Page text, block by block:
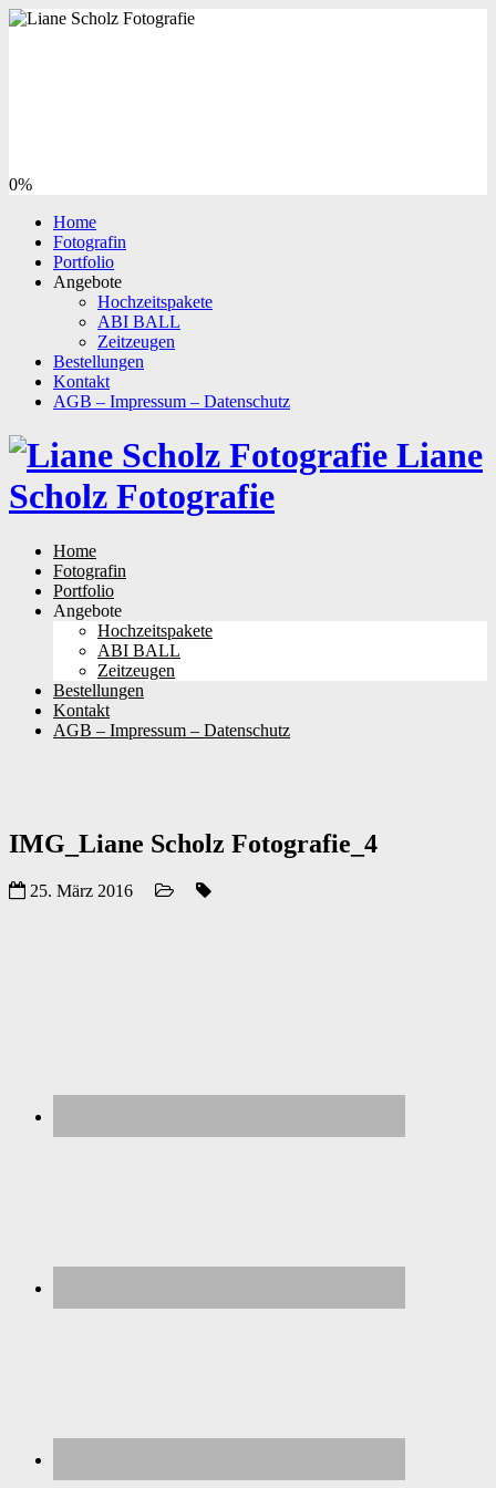
0%
Home
Fotografin
Portfolio
Angebote
Hochzeitspakete
ABI BALL
Zeitzeugen
Bestellungen
Kontakt
AGB – Impressum – Datenschutz
Liane
Scholz Fotografie
Skip
content
Home
Fotografin
Portfolio
Angebote
Hochzeitspakete
ABI BALL
Zeitzeugen
Bestellungen
Kontakt
AGB – Impressum – Datenschutz
IMG_Liane Scholz Fotografie_4
25. März 2016